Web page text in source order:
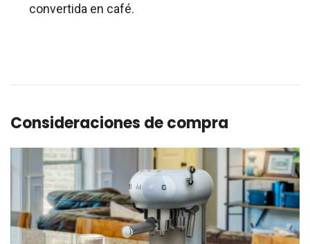
convertida en café.
Consideraciones de compra